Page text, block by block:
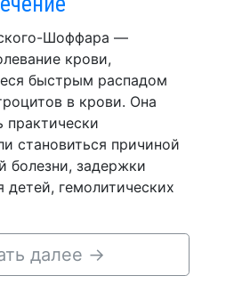
Шоффара —
крови,
быстрым распадом
в крови. Она
практически
становиться причиной
болезни, задержки
детей, гемолитических
далее →